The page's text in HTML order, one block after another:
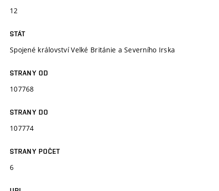
12
STÁT
Spojené království Velké Británie a Severního Irska
STRANY OD
107768
STRANY DO
107774
STRANY POČET
6